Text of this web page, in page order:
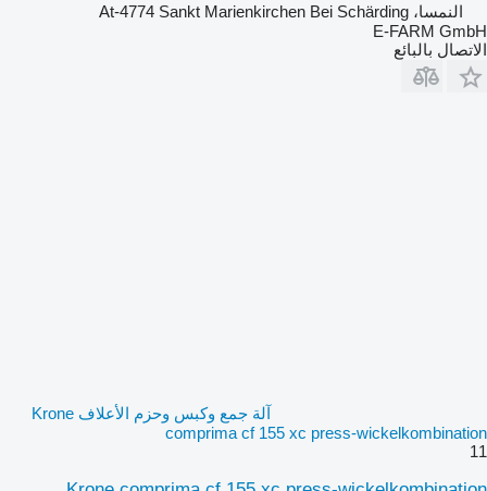
النمسا، At-4774 Sankt Marienkirchen Bei Schärding
E-FARM GmbH
الاتصال بالبائع
آلة جمع وكبس وحزم الأعلاف Krone
comprima cf 155 xc press-wickelkombination
11